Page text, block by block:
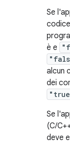
Se
è e
alcun
dei
Se
(C/
deve